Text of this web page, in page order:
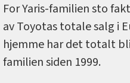
For Yaris-familien sto
av Toyotas totale salg i
hjemme har det totalt
familien siden 1999.